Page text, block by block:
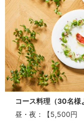
コース料理（30名様
昼・夜
【5,500円